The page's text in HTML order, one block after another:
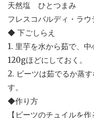
天然塩 ひとつまみ
フレスコバルディ・ラ
◆ 下ごしらえ
1. 里芋を水から茹で、
120gほどにしておく。
2. ビーツは茹でるか蒸
す。
◆作り方
【ビーツのチュイルを作